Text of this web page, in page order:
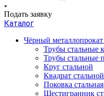
Подать заявку
Каталог
Чёрный металлопрокат
Трубы стальные
Трубы стальные
Круг стальной
Квадрат стальной
Поковка стальная
Шестигранник